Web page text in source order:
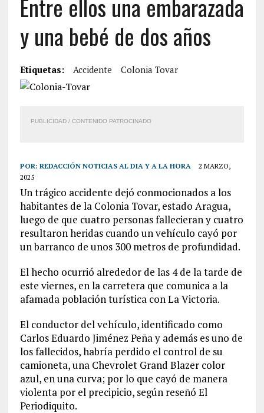
Entre ellos una embarazada
y una bebé de dos años
Etiquetas: Accidente Colonia Tovar
PUBLICIDAD / CONTENIDO PATROCINADO
POR: REDACCIÓN NOTICIAS AL DIA Y A LA HORA
2 MARZO,
2025
Un trágico accidente dejó conmocionados a los
habitantes de la Colonia Tovar, estado Aragua,
luego de que cuatro personas fallecieran y cuatro
resultaron heridas cuando un vehículo cayó por
un barranco de unos 300 metros de profundidad.
El hecho ocurrió alrededor de las 4 de la tarde de
este viernes, en la carretera que comunica a la
afamada población turística con La Victoria.
El conductor del vehículo, identificado como
Carlos Eduardo Jiménez Peña y además es uno de
los fallecidos, habría perdido el control de su
camioneta, una Chevrolet Grand Blazer color
azul, en una curva; por lo que cayó de manera
violenta por el precipicio, según reseñó El
Periodiquito.